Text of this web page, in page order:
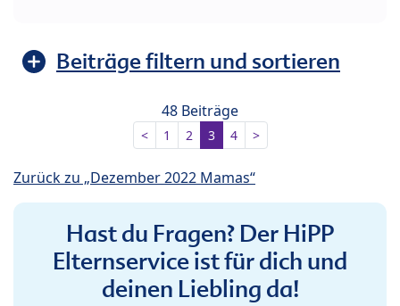
Beiträge filtern und sortieren
48 Beiträge
< 1 2 3 4 >
Zurück zu „Dezember 2022 Mamas“
Hast du Fragen? Der HiPP
Elternservice ist für dich und
deinen Liebling da!